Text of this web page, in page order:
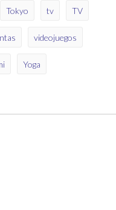
Tokyo tv TV
videojuegos
Yoga